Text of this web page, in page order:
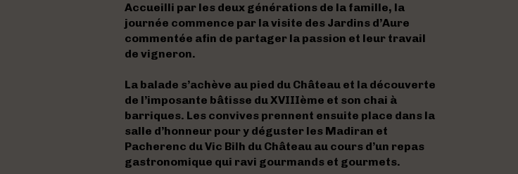
Accueilli par les deux générations de la famille, la
journée commence par la visite des Jardins d’Aure
commentée afin de partager la passion et leur travail
de vigneron.
La balade s’achève au pied du Château et la découverte
de l’imposante bâtisse du XVIIIème et son chai à
barriques. Les convives prennent ensuite place dans la
salle d’honneur pour y déguster les Madiran et
Pacherenc du Vic Bilh du Château au cours d’un repas
gastronomique qui ravi gourmands et gourmets.